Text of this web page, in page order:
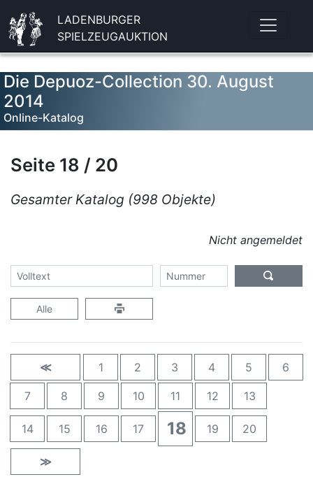
LADENBURGER
SPIELZEUGAUKTION
Die Depuoz-Collection 30. August
2014
Online-Katalog
Seite 18 / 20
Gesamter Katalog (998 Objekte)
Nicht angemeldet
Alle
≪ 1 2 3 4 5 6
7 8 9 10 11 12 13
14 15 16 17 18 19 20
≫